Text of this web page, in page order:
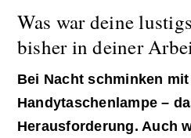
Was war deine
bisher in deiner
Bei Nacht schminken
Handytaschenlampe –
Herausforderung. Auch